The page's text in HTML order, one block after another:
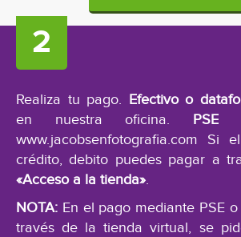
Realiza tu pago. Efectivo o
en nuestra oficina. PSE
www.jacobsenfotografia.com Si
crédito, debito puedes pagar a
«Acceso a la tienda».
NOTA: En el pago mediante PSE
través de la tienda virtual, se